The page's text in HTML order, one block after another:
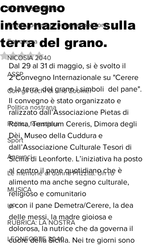
Questa settimana...
Parole, pensieri, opere e opinioni
Entroterra
NICOSIA 2040
ASSP
Con gli occhi di uno Zoomer
Politica nostrana
Politica forestiera
Sport
Annunci
Le memorie di donna Prizzita. Un ro
MUSICA
UP
RUBRICA: LA NOSTRA
LEONFORTE 2040
convegno
internazionale sulla
terra del grano.
Valutazione NaN stelle su 5.
Dal 29 al 31 di maggio, si è svolto il
2°Convegno Internazionale su "Cerere
e la terra  del grano i simboli  del pane".
Il convegno è stato organizzato e
ralizzato dall’Associazione Pietas di
Roma, Templum Cereris, Dimora degli
Dèi, Museo della Cuddura e
dall’Associazione Culturale Tesori di
Sicilia di Leonforte. L’iniziativa ha posto
al centro il pane quotidiano che è
alimento ma anche segno culturale,
religioso e comunitario
e con il pane Demetra/Cerere, la dea
delle messi, la madre gioiosa e
dolorosa, la nutrice che da governa il
cuore della Sicilia. Nei tre giorni sono